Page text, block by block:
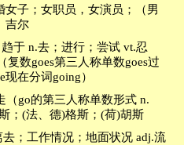
女子；女职员，女演员；（男
吉尔
于 n.去；进行；尝试 vt.忍
数goes第三人称单数goes过
在分词going）
（go的第三人称单数形式 n.
；(法、德)格斯；(荷)胡斯
去；工作情况；地面状况 adj.流